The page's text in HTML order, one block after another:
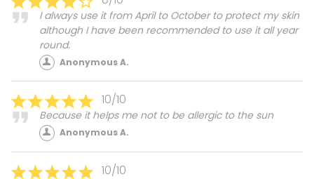
I always use it from April to October to protect my skin
although I have been recommended to use it all year
round.
Anonymous A.
10/10
Because it helps me not to be allergic to the sun
Anonymous A.
10/10